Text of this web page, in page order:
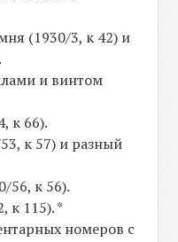
(1930/3, к 42) и
и винтом
к 66).
к 57) и разный
56, к 56).
к 115). *
номеров с